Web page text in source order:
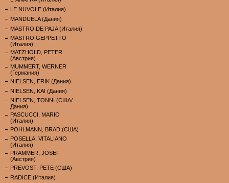
LE NUVOLE (Италия)
MANDUELA (Дания)
MASTRO DE PAJA (Италия)
MASTRO GEPPETTO
(Италия)
MATZHOLD, PETER
(Австрия)
MUMMERT, WERNER
(Германия)
NIELSEN, ERIK (Дания)
NIELSEN, KAI (Дания)
NIELSEN, TONNI (США/
Дания)
PASCUCCI, MARIO
(Италия)
POHLMANN, BRAD (США)
POSELLA, VITALIANO
(Италия)
PRAMMER, JOSEF
(Австрия)
PREVOST, PETE (США)
RADICE (Италия)